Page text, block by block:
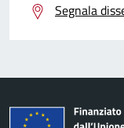
Segnala